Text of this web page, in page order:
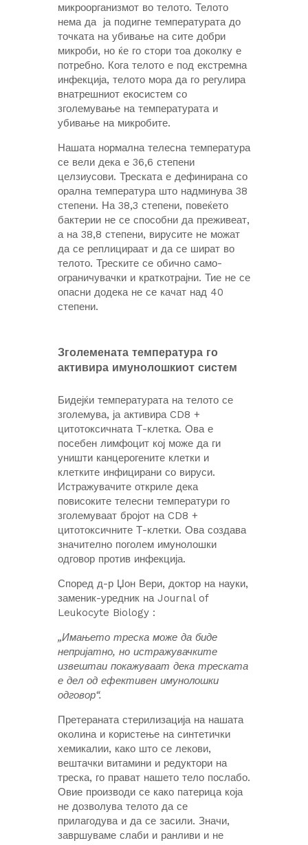
микроорганизмот во телото. Телото
нема да ја подигне температурата до
точката на убивање на сите добри
микроби, но ќе го стори тоа доколку е
потребно. Кога телото е под екстремна
инфекција, телото мора да го регулира
внатрешниот екосистем со
зголемување на температурата и
убивање на микробите.
Нашата нормална телесна температура
се вели дека е 36,6 степени
целзиусови. Треската е дефинирана со
орална температура што надминува 38
степени. На 38,3 степени, повеќето
бактерии не се способни да преживеат,
а на 38,8 степени, вирусите не можат
да се реплицираат и да се шират во
телото. Треските се обично само-
ограничувачки и краткотрајни. Тие не се
опасни додека не се качат над 40
степени.
Зголемената температура го
активира имунолошкиот систем
Бидејќи температурата на телото се
зголемува, ја активира CD8 +
цитотоксичната Т-клетка. Ова е
посебен лимфоцит кој може да ги
уништи канцерогените клетки и
клетките инфицирани со вируси.
Истражувачите откриле дека
повисоките телесни температури го
зголемуваат бројот на CD8 +
цитотоксичните Т-клетки. Ова создава
значително поголем имунолошки
одговор против инфекција.
Според д-р Џон Вери, доктор на науки,
заменик-уредник на Journal of
Leukocyte Biology :
„Имањето треска може да биде
непријатно, но истражувачките
извештаи покажуваат дека треската
е дел од ефективен имунолошки
одговор“.
Претераната стерилизација на нашата
околина и користење на синтетички
хемикалии, како што се лекови,
вештачки витамини и редуктори на
треска, го прават нашето тело послабо.
Овие производи се како патерица која
не дозволува телото да се
прилагодува и да се засили. Значи,
завршуваме слаби и ранливи и не